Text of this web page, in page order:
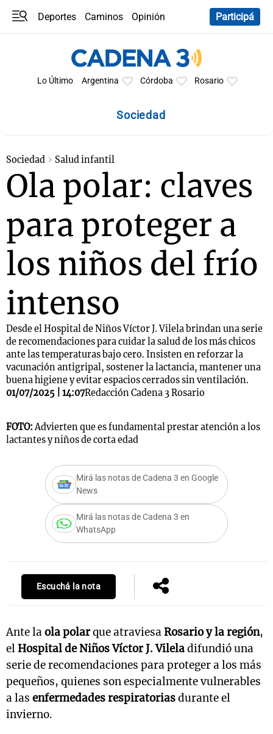
Deportes Caminos
Opinión
Participá
Lo Último Argentina Córdoba Rosario
Sociedad
Sociedad Salud infantil
Ola polar: claves
para proteger a
los niños del frío
intenso
Desde el Hospital de Niños Víctor J. Vilela brindan una serie
de recomendaciones para cuidar la salud de los más chicos
ante las temperaturas bajo cero. Insisten en reforzar la
vacunación antigripal, sostener la lactancia, mantener una
buena higiene y evitar espacios cerrados sin ventilación.
01/07/2025 | 14:07Redacción Cadena 3 Rosario
FOTO:Advierten que es fundamental prestar atención a los
lactantes y niños de corta edad
Mirá las notas de Cadena 3 en Google
News
Mirá las notas de Cadena 3 en
WhatsApp
Escuchá la nota
Ante laola polarque atraviesaRosario y la región,
elHospital de Niños Víctor J. Vileladifundió una
serie de recomendaciones para proteger a los más
pequeños, quienes son especialmente vulnerables
a las enfermedades respiratoriasdurante el
invierno.
Mundial 2026
La Sole en
Cadena 3